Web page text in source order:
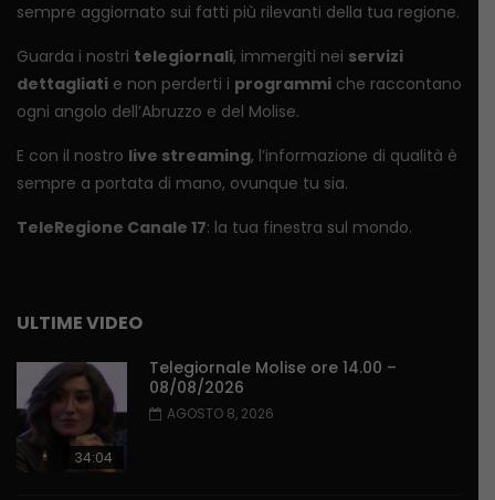
sempre aggiornato sui fatti più rilevanti della tua regione.
Guarda i nostri telegiornali, immergiti nei servizi
dettagliati e non perderti i programmi che raccontano
ogni angolo dell’Abruzzo e del Molise.
E con il nostro live streaming, l’informazione di qualità è
sempre a portata di mano, ovunque tu sia.
TeleRegione Canale 17: la tua finestra sul mondo.
ULTIME VIDEO
34:04
Telegiornale Molise ore 14.00 –
08/08/2026
AGOSTO 8, 2026